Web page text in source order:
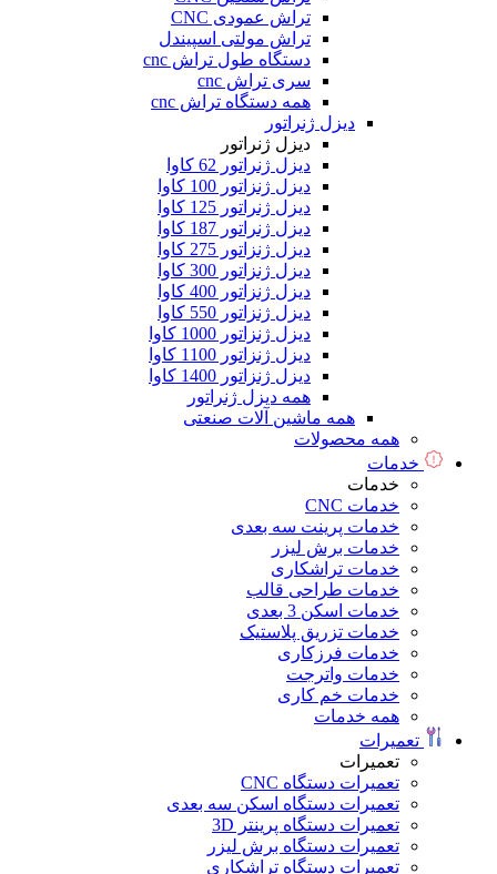
تراش عمودی CNC
تراش مولتی اسپیندل
دستگاه طول تراش cnc
سری تراش cnc
همه دستگاه تراش cnc
دیزل ژنراتور
دیزل ژنراتور
دیزل ژنراتور 62 کاوا
دیزل ژنزاتور 100 کاوا
دیزل ژنراتور 125 کاوا
دیزل ژنراتور 187 کاوا
دیزل ژنزاتور 275 کاوا
دیزل ژنزاتور 300 کاوا
دیزل ژنزاتور 400 کاوا
دیزل ژنزاتور 550 کاوا
دیزل ژنزاتور 1000 کاوا
دیزل ژنزاتور 1100 کاوا
دیزل ژنزاتور 1400 کاوا
همه دیزل ژنراتور
همه ماشین آلات صنعتی
همه محصولات
خدمات
خدمات
خدمات CNC
خدمات پرینت سه بعدی
خدمات برش لیزر
خدمات تراشکاری
خدمات طراحی قالب
خدمات اسکن 3 بعدی
خدمات تزریق پلاستیک
خدمات فرزکاری
خدمات واترجت
خدمات خم کاری
همه خدمات
تعمیرات
تعمیرات
تعمیرات دستگاه CNC
تعمیرات دستگاه اسکن سه بعدی
تعمیرات دستگاه پرینتر 3D
تعمیرات دستگاه برش لیزر
تعمیرات دستگاه تراشکاری